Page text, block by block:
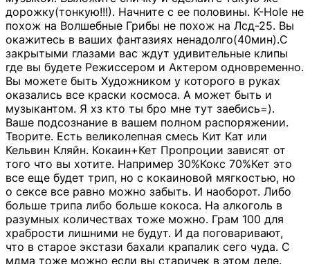
дорожку(тонкую!!!). Начните с ее половины. K-Hole не
похож на Волшебные Грибы не похож на Лсд-25. Вы
окажитесь в ваших фантазиях ненадолго(40мин).С
закрытыми глазами вас ждут удивительные клипы
где вы будете Режиссером и Актером одновременно.
Вы можете быть Художником у которого в руках
оказались все краски космоса. А может быть и
музыкантом. Я хз кто ты бро мне тут заебись=).
Ваше подсознание в вашем полном распоряжении.
Творите. Есть великолепная смесь Кит Кат или
Кельвин Кляйн. Кокаин+Кет Пропроции зависят от
того что вы хотите. Например 30%Кокс 70%Кет это
все еще будет трип, но с кокаиновой мягкостью, но
о сексе все равно можно забыть. И наоборот. Либо
больше трипа либо больше кокоса. На алкоголь в
разумных количествах тоже можно. Грам 100 для
храбрости лишними не будут. И да поговаривают,
что в старое экстази бахали крапалик сего чуда. С
мдма тоже можно если вы старичек в этом деле.